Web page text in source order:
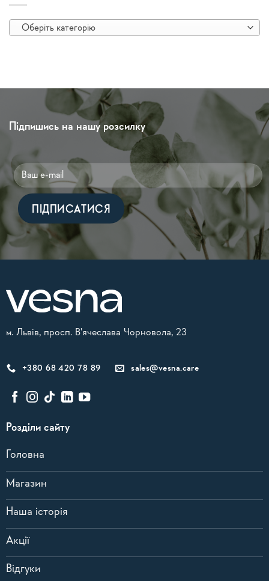
Оберіть категорію
Підпишись на нашу розсилку
Alternative:
м. Львів, просп. В'ячеслава Чорновола, 23
+380 68 420 78 89 sales@vesna.care
Розділи сайту
Головна
Магазин
Наша історія
Акції
Відгуки